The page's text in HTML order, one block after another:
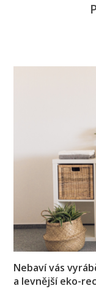
Nebaví vás
a levnější eko-